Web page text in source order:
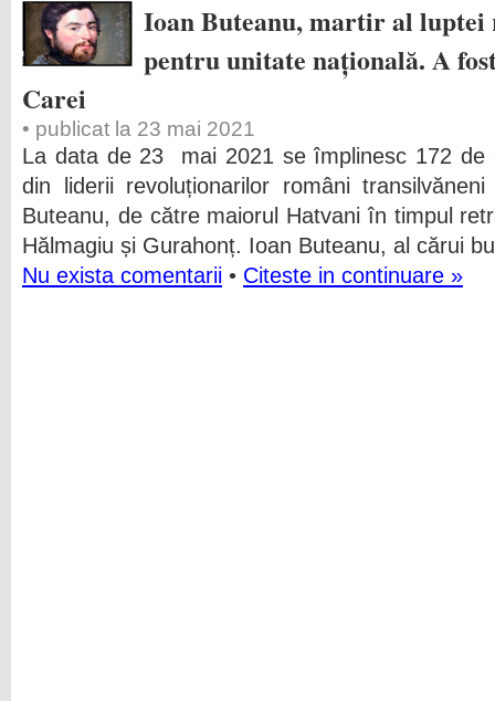
Ioan Buteanu, martir al
pentru unitate națională. A
Carei
• publicat la 23 mai 2021
La data de 23 mai 2021 se împlinesc 172 de
din liderii revoluționarilor români
Buteanu, de către maiorul Hatvani în timpul
Hălmagiu și Gurahonț. Ioan Buteanu, al cărui
Nu exista comentarii • Citeste in continuare »